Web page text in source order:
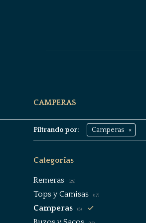
CAMPERAS
Filtrando por: Camperas
Categorías
Remeras (29)
Tops y Camisas (17)
Camperas (3)